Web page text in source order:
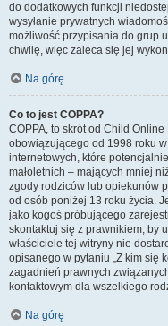
do dodatkowych funkcji
wysyłanie prywatnych
możliwość przypisania do grup
chwilę, więc zaleca się jej
Na górę
Co to jest COPPA?
COPPA, to skrót od Child
obowiązującego od 1998 roku
internetowych, które
małoletnich – mających mniej
zgody rodziców lub opiekunów
od osób poniżej 13 roku życia.
jako kogoś próbującego
skontaktuj się z prawnikiem, by
właściciele tej witryny nie
opisanego w pytaniu „Z kim się
zagadnień prawnych
kontaktowym dla wszelkiego
Na górę